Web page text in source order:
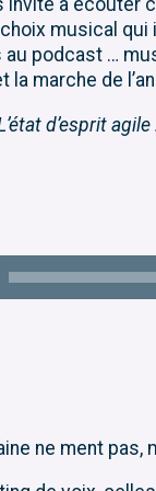
invite à écouter
musical
podcast …
la marche de
d’esprit agile
ne ment pas,